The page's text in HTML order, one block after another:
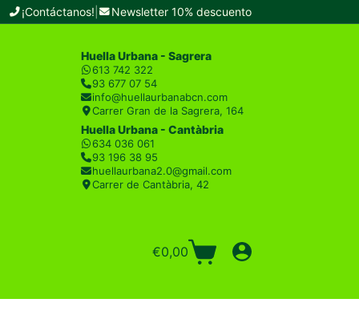
¡Contáctanos! Newsletter 10% descuento
Huella Urbana - Sagrera
613 742 322
93 677 07 54
info@huellaurbanabcn.com
Carrer Gran de la Sagrera, 164
Huella Urbana - Cantàbria
634 036 061
93 196 38 95
huellaurbana2.0@gmail.com
Carrer de Cantàbria, 42
Carro
€0,00